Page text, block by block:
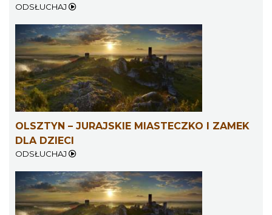
ODSŁUCHAJ
OLSZTYN – JURAJSKIE MIASTECZKO I ZAMEK
DLA DZIECI
ODSŁUCHAJ